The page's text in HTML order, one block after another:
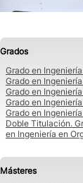
Grados
Grado en
Grado en
Grado en
Grado en
Grado en
Doble Titulación.
en Ingeniería en
Másteres